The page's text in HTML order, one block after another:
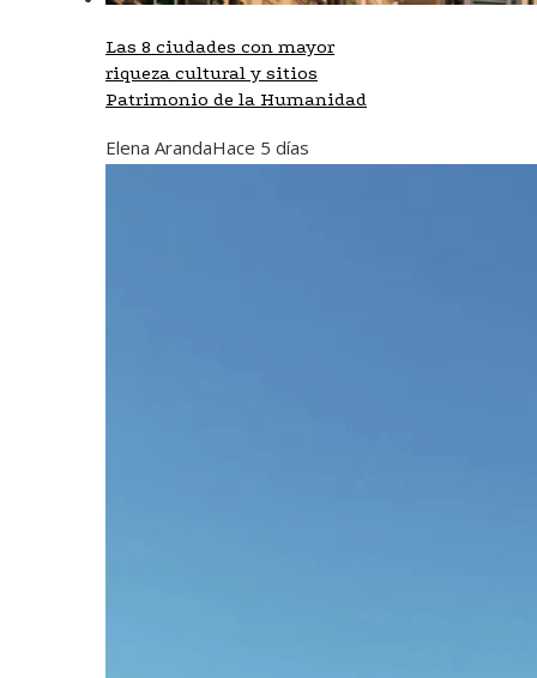
Las 8 ciudades con mayor
riqueza cultural y sitios
Patrimonio de la Humanidad
Elena ArandaHace 5 días